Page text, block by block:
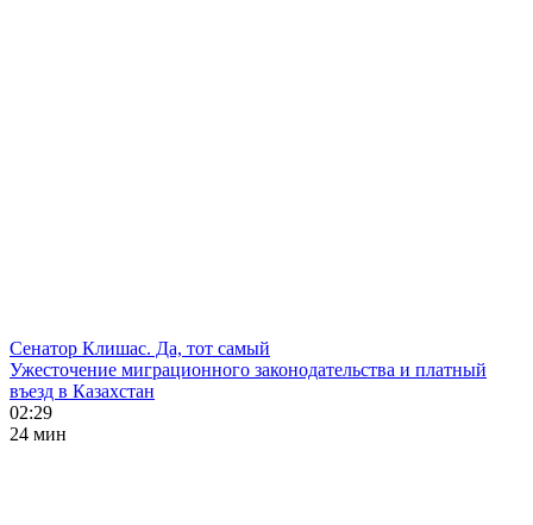
Сенатор Клишас. Да, тот самый
Ужесточение миграционного законодательства и платный
въезд в Казахстан
02:29
24 мин